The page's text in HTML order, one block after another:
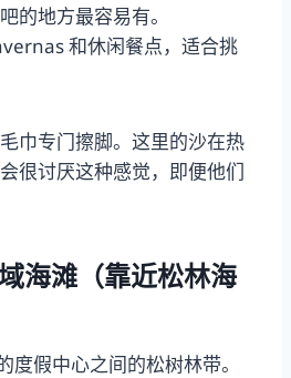
的地方最容易有。
和休闲餐点，适合挑
巾专门擦脚。这里的沙在热
很讨厌这种感觉，即便他们
海滩（靠近松林海
假中心之间的松树林带。